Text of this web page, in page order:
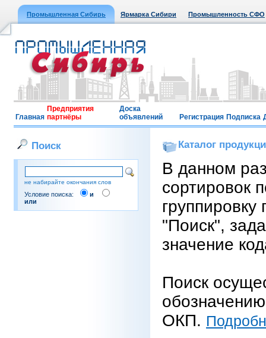
Промышленная Сибирь Ярмарка Сибири Промышленность СФО
Главная
Предприятия
партнёры
Доска
объявлений
Регистрация Подписка
Поиск
не набирайте окончания слов
Условие поиска:
и
или
Каталог
В данном
сортировок
"Поиск",
значение
Поиск
ОКП.